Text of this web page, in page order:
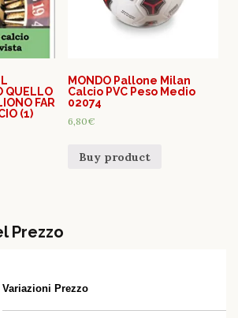
QUELLO
FAR
(1)
MONDO Pallone Milan
Calcio PVC Peso Medio
02074
6,80€
Buy product
Prezzo
Variazioni Prezzo